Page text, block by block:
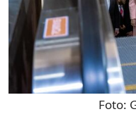
Foto: